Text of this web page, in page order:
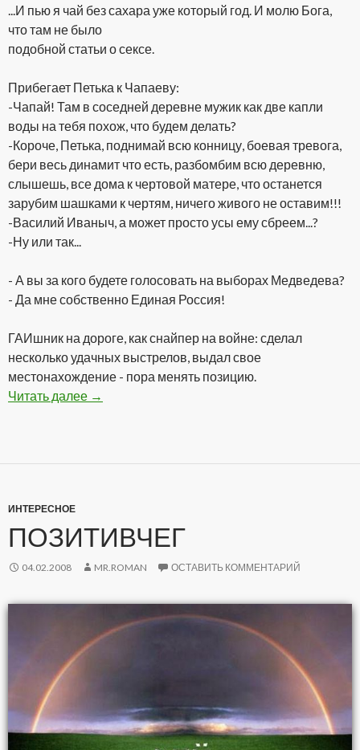
...И пью я чай без сахара уже который год. И молю Бога,
что там не было
подобной статьи о сексе.
Прибегает Петька к Чапаеву:
-Чапай! Там в соседней деревне мужик как две капли
воды на тебя похож, что будем делать?
-Короче, Петька, поднимай всю конницу, боевая тревога,
бери весь динамит что есть, разбомбим всю деревню,
слышешь, все дома к чертовой матере, что останется
зарубим шашками к чертям, ничего живого не оставим!!!
-Василий Иваныч, а может просто усы ему сбреем...?
-Ну или так...
- А вы за кого будете голосовать на выборах Медведева?
- Да мне собственно Единая Россия!
ГАИшник на дороге, как снайпер на войне: сделал
несколько удачных выстрелов, выдал свое
местонахождение - пора менять позицию.
Читать далее Подборка Анекдотов
→
ИНТЕРЕСНОЕ
ПОЗИТИВЧЕГ
04.02.2008 MR.ROMAN ОСТАВИТЬ КОММЕНТАРИЙ